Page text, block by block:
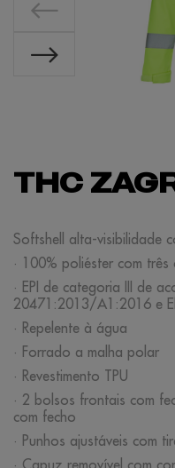
THC
Softshell alta-visibilidade
· 100% poliéster com três
· EPI de categoria III de
20471:2013/A1:2016 e
· Repelente à água
· Forrado a malha polar
· Revestimento TPU
· 2 bolsos frontais com
com fecho
· Punhos ajustáveis com
· Capuz removível com